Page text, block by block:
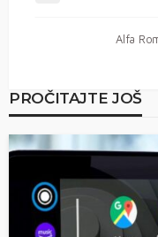
Alfa
PROČITAJTE JOŠ